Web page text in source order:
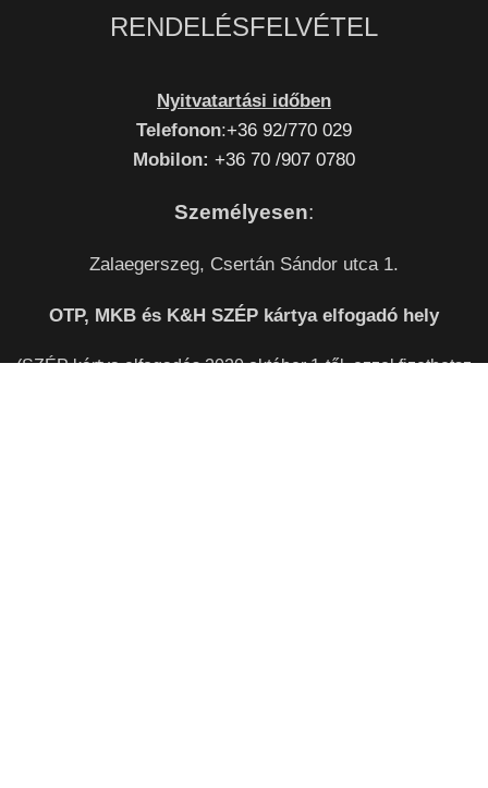
RENDELÉSFELVÉTEL
Nyitvatartási időben
Telefonon:+36 92/770 029
Mobilon: +36 70 /907 0780
Személyesen:
Zalaegerszeg, Csertán Sándor utca 1.
OTP, MKB és K&H SZÉP kártya elfogadó hely
(SZÉP kártya elfogadás 2020.október 1-től, ezzel fizethetsz